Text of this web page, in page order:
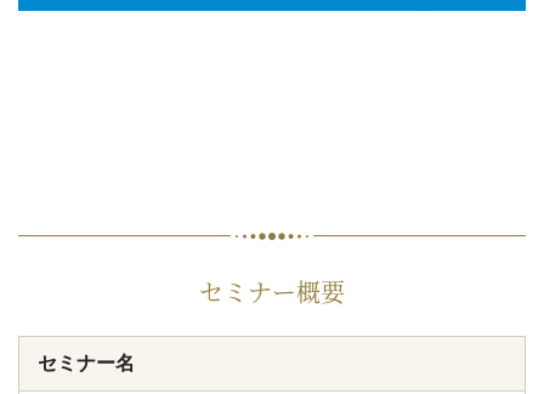
セミナー概要
セミナー名